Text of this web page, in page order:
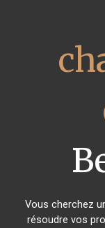
Vous cherchez
résoudre vos